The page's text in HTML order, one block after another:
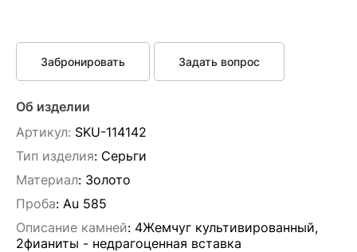
Забронировать Задать вопрос
Об изделии
Артикул: SKU-114142
Тип изделия: Серьги
Материал: Золото
Проба: Au 585
Описание камней: 4Жемчуг культивированный,
2фианиты - недрагоценная вставка